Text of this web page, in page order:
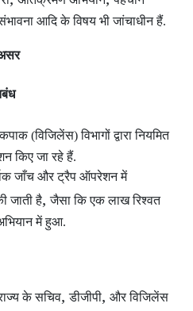
आदि के विषय भी जांचाधीन हैं.
(विजिलेंस) विभागों द्वारा नियमित
किए जा रहे हैं.
जाँच और ट्रैप ऑपरेशन में
जाती है,जैसा कि एक लाख रिश्वत
में हुआ.
के सचिव,डीजीपी, और विजिलेंस